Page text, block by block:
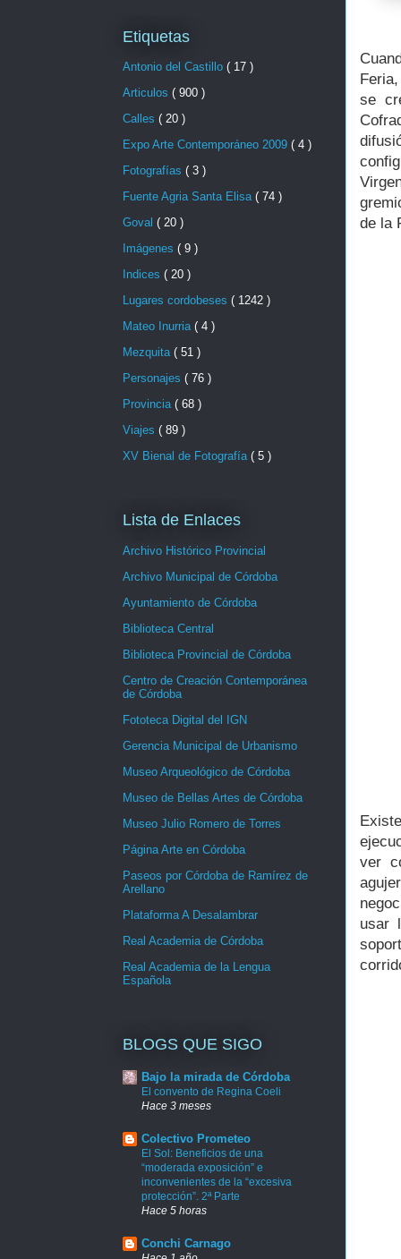
se
de la
ver
usar
Etiquetas
Antonio del Castillo ( 17 )
Articulos ( 900 )
Calles ( 20 )
Expo Arte Contemporáneo 2009 ( 4 )
Fotografías ( 3 )
Fuente Agria Santa Elisa ( 74 )
Goval ( 20 )
Imágenes ( 9 )
Indices ( 20 )
Lugares cordobeses ( 1242 )
Mateo Inurria ( 4 )
Mezquita ( 51 )
Personajes ( 76 )
Provincia ( 68 )
Viajes ( 89 )
XV Bienal de Fotografía ( 5 )
Lista de Enlaces
Archivo Histórico Provincial
Archivo Municipal de Córdoba
Ayuntamiento de Córdoba
Biblioteca Central
Biblioteca Provincial de Córdoba
Centro de Creación Contemporánea
de Córdoba
Fototeca Digital del IGN
Gerencia Municipal de Urbanismo
Museo Arqueológico de Córdoba
Museo de Bellas Artes de Córdoba
Museo Julio Romero de Torres
Página Arte en Córdoba
Paseos por Córdoba de Ramírez de
Arellano
Plataforma A Desalambrar
Real Academia de Córdoba
Real Academia de la Lengua
Española
BLOGS QUE SIGO
Bajo la mirada de Córdoba
El convento de Regina Coeli
Hace 3 meses
Colectivo Prometeo
El Sol: Beneficios de una
“moderada exposición” e
inconvenientes de la “excesiva
protección”. 2ª Parte
Hace 5 horas
Conchi Carnago